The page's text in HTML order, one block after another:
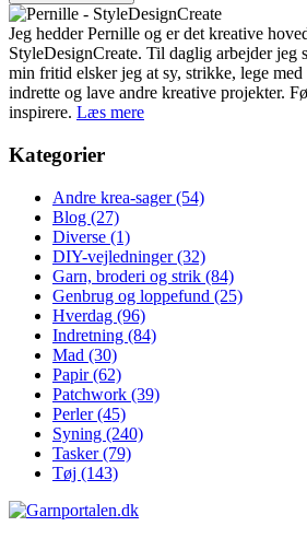
Jeg hedder Pernille og er det kreative
StyleDesignCreate. Til daglig arbejder jeg
min fritid elsker jeg at sy, strikke, lege med
indrette og lave andre kreative projekter.
inspirere. Læs mere
Kategorier
Andre krea-sager(54)
Blog (27)
Diverse (1)
DIY-vejledninger(32)
Garn, broderi og strik (84)
Genbrug og loppefund (25)
Hverdag (96)
Indretning (84)
Mad (30)
Papir(62)
Patchwork (39)
Perler(45)
Syning (240)
Tasker(79)
Tøj (143)